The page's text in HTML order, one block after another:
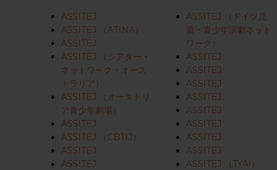
Enterキーを押して検索するか、ESCキーを押して閉じる
ASSITEJ
ASSITEJ （ATINA）
ASSITEJ
ASSITEJ （シアター・
ネットワーク・オース
トラリア）
ASSITEJ （オーストリ
ア青少年劇場）
ASSITEJ
ASSITEJ （CBTIJ）
ASSITEJ
ASSITEJ
ASSITEJ （ドイツ児
童・青少年演劇ネット
ワーク）
ASSITEJ
ASSITEJ
ASSITEJ
ASSITEJ
ASSITEJ
ASSITEJ
ASSITEJ
ASSITEJ
ASSITEJ （TYAI）